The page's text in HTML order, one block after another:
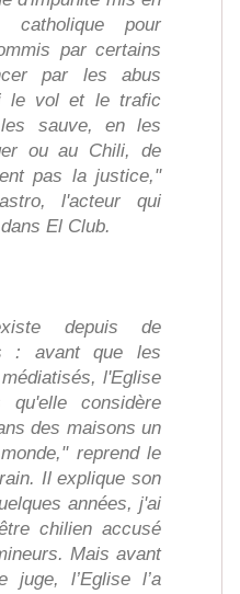
pour
par certains
par les abus
le vol et le trafic
sauve, en les
ou au Chili, de
pas la justice,"
l'acteur qui
El Club.
depuis de
: avant que les
l'Eglise
considère
des maisons un
reprend le
Il explique son
années, j'ai
chilien accusé
Mais avant
l’Eglise l’a